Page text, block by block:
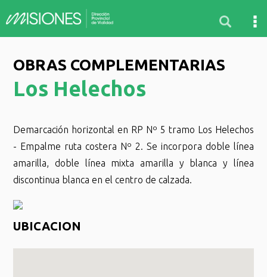
OBRAS COMPLEMENTARIAS
Los Helechos
Demarcación horizontal en RP Nº 5 tramo Los Helechos
- Empalme ruta costera Nº 2. Se incorpora doble línea
amarilla, doble línea mixta amarilla y blanca y línea
discontinua blanca en el centro de calzada.
UBICACION